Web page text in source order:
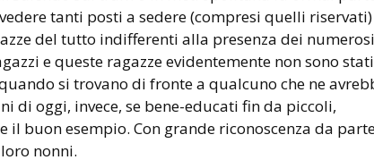
tanti posti a sedere (compresi quelli riservati)
del tutto indifferenti alla presenza dei numerosi
e queste ragazze evidentemente non sono stati
si trovano di fronte a qualcuno che ne
di oggi, invece, se bene-educati fin da piccoli,
il buon esempio. Con grande riconoscenza da
nonni.